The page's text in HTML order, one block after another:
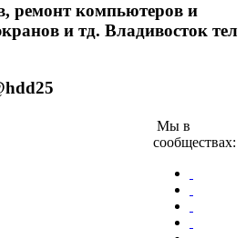
ремонт компьютеров и
и тд. Владивосток тел
Мы в
сообществах: